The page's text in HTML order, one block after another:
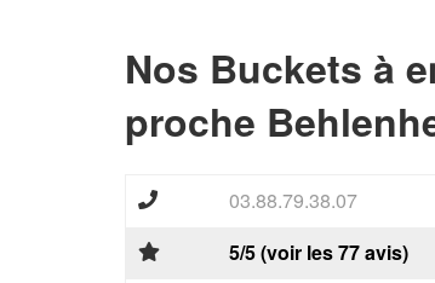
Nos Buckets à
proche
03.88.79.38.07
5/5 (voir les 77 avis)